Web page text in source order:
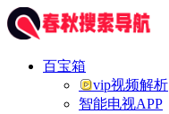
百宝箱
vip视频解析
智能电视APP